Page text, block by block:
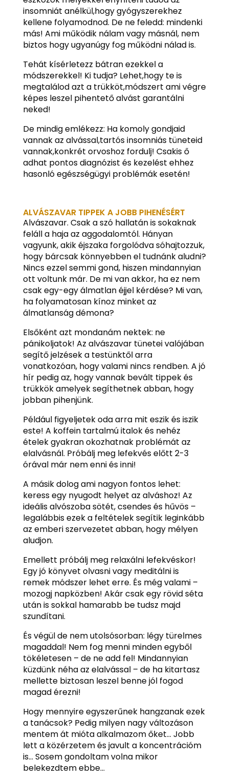
insomniát anélkül,hogy gyógyszerekhez
kellene folyamodnod. De ne feledd: mindenki
más! Ami működik nálam vagy másnál, nem
biztos hogy ugyanúgy fog működni nálad is.
Tehát kísérletezz bátran ezekkel a
módszerekkel! Ki tudja? Lehet,hogy te is
megtalálod azt a trükköt,módszert ami végre
képes leszel pihentető alvást garantálni
neked!
De mindig emlékezz: Ha komoly gondjaid
vannak az alvással,tartós insomniás tüneteid
vannak,konkrét orvoshoz fordulj! Csakis ő
adhat pontos diagnózist és kezelést ehhez
hasonló egészségügyi problémák esetén!
ALVÁSZAVAR TIPPEK A JOBB PIHENÉSÉRT
Alvászavar. Csak a szó hallatán is sokaknak
feláll a haja az aggodalomtól. Hányan
vagyunk, akik éjszaka forgolódva sóhajtozzuk,
hogy bárcsak könnyebben el tudnánk aludni?
Nincs ezzel semmi gond, hiszen mindannyian
ott voltunk már. De mi van akkor, ha ez nem
csak egy-egy álmatlan éjjel kérdése? Mi van,
ha folyamatosan kínoz minket az
álmatlanság démona?
Elsőként azt mondanám nektek: ne
pánikoljatok! Az alvászavar tünetei valójában
segítő jelzések a testünktől arra
vonatkozóan, hogy valami nincs rendben. A jó
hír pedig az, hogy vannak bevált tippek és
trükkök amelyek segíthetnek abban, hogy
jobban pihenjünk.
Például figyeljetek oda arra mit eszik és iszik
este! A koffein tartalmú italok és nehéz
ételek gyakran okozhatnak problémát az
elalvásnál. Próbálj meg lefekvés előtt 2-3
órával már nem enni és inni!
A másik dolog ami nagyon fontos lehet:
keress egy nyugodt helyet az alváshoz! Az
ideális alvószoba sötét, csendes és hűvös –
legalábbis ezek a feltételek segítik leginkább
az emberi szervezetet abban, hogy mélyen
aludjon.
Emellett próbálj meg relaxálni lefekvéskor!
Egy jó könyvet olvasni vagy meditálni is
remek módszer lehet erre. És még valami –
mozogj napközben! Akár csak egy rövid séta
után is sokkal hamarabb be tudsz majd
szundítani.
És végül de nem utolsósorban: légy türelmes
magaddal! Nem fog menni minden egyből
tökéletesen – de ne add fel! Mindannyian
küzdünk néha az elalvással – de ha kitartasz
mellette biztosan leszel benne jól fogod
magad érezni!
Hogy mennyire egyszerűnek hangzanak ezek
a tanácsok? Pedig milyen nagy változáson
mentem át mióta alkalmazom őket… Jobb
lett a közérzetem és javult a koncentrációm
is… Sosem gondoltam volna mikor
belekezdtem ebbe…